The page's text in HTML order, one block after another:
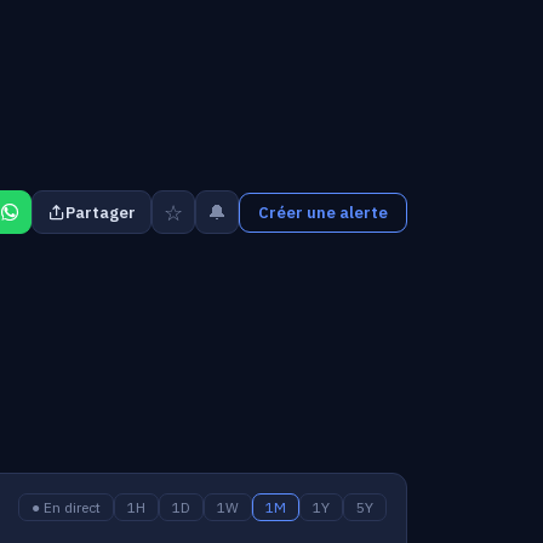
Partager ☆ 🔔 Créer une alerte
● En direct 1H 1D 1W 1M 1Y 5Y